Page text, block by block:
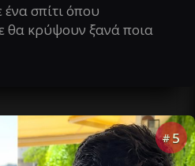
ένα σπίτι όπου
θα κρύψουν ξανά ποια
# 5